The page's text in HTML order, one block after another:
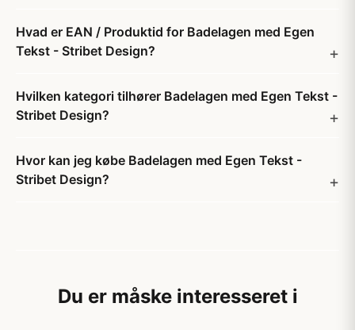
Hvad er EAN / Produktid for Badelagen med Egen
Tekst - Stribet Design?
Hvilken kategori tilhører Badelagen med Egen Tekst -
Stribet Design?
Hvor kan jeg købe Badelagen med Egen Tekst -
Stribet Design?
Du er måske interesseret i